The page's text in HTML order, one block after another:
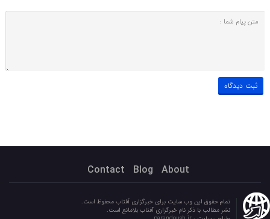
About
Blog
Contact
تمام حقوق این وب سایت برای خبرگزاری آفتاب محفوظ است.
نشر مطالب با ذکر نام خبرگزاری آفتاب بلامانع است.